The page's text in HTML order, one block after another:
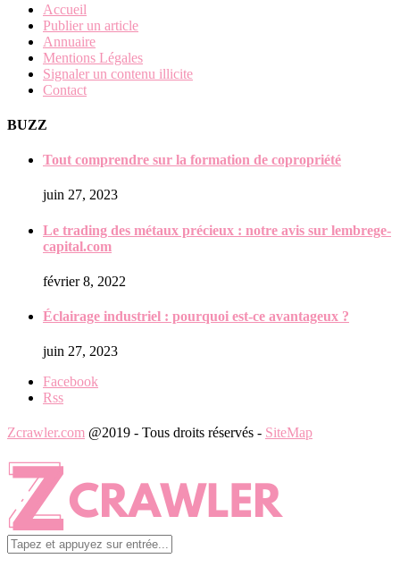
Accueil
Publier un article
Annuaire
Mentions Légales
Signaler un contenu illicite
Contact
BUZZ
Tout comprendre sur la formation de copropriété
juin 27, 2023
Le trading des métaux précieux : notre avis sur lembrege-
capital.com
février 8, 2022
Éclairage industriel : pourquoi est-ce avantageux ?
juin 27, 2023
Facebook
Rss
Zcrawler.com @2019 - Tous droits réservés - SiteMap